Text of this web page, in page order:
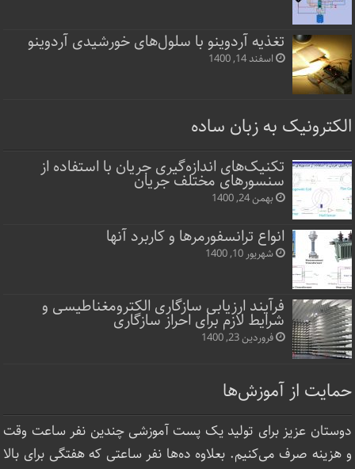
تغذیه آردوینو با سلول‌های خورشیدی آردوینو
اسفند 14, 1400
الکترونیک به زبان ساده
تکنیک‌های اندازه‌گیری جریان با استفاده از
سنسورهای مختلف جریان
بهمن 24, 1400
انواع ترانسفورمرها و کاربرد آنها
شهریور 10, 1400
فرآیند ارزیابی سازگاری الکترومغناطیسی و
شرایط لازم برای احراز سازگاری
فروردین 23, 1400
حمایت از آموزش‌ها
دوستان عزیز برای تولید یک پست آموزشی چندین نفر ساعت‌ وقت
و هزینه صرف می‌کنیم. بعلاوه ده‌ها نفر ساعتی که هفتگی برای بالا